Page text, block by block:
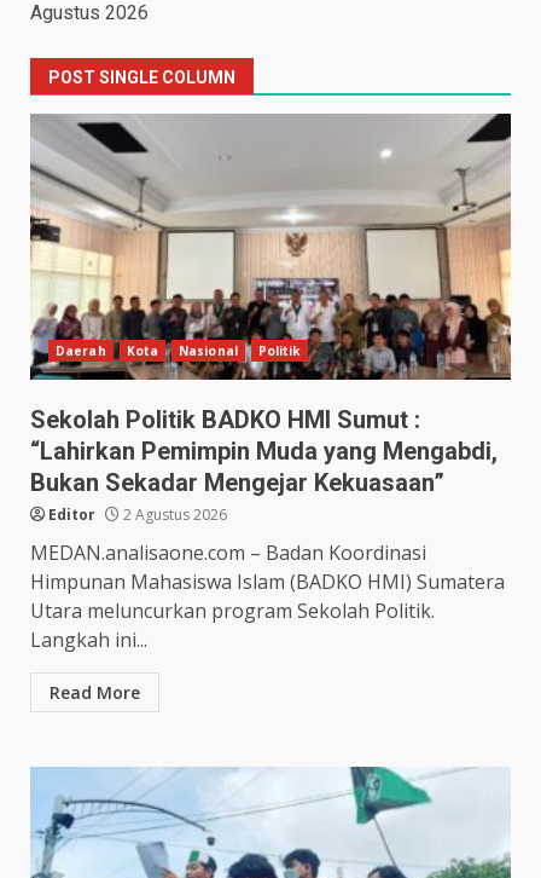
Agustus 2026
POST SINGLE COLUMN
Daerah Kota Nasional Politik
Sekolah Politik BADKO HMI Sumut :
“Lahirkan Pemimpin Muda yang Mengabdi,
Bukan Sekadar Mengejar Kekuasaan”
Editor 2 Agustus 2026
MEDAN.analisaone.com – Badan Koordinasi
Himpunan Mahasiswa Islam (BADKO HMI) Sumatera
Utara meluncurkan program Sekolah Politik.
Langkah ini...
Read More